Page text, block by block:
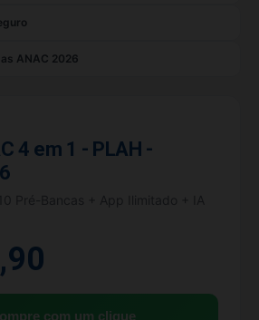
ANAC 2026
4 em 1 - PLAH -
com um clique